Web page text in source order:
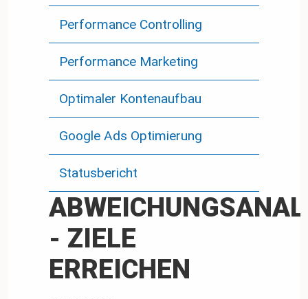
Performance Controlling
Performance Marketing
Optimaler Kontenaufbau
Google Ads Optimierung
Statusbericht
- ZIELE
ERREICHEN